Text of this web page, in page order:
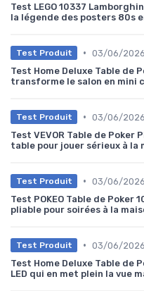
Test LEGO 10337
la légende des posters 80s
Test Produit • 03/06/2026
Test Home Deluxe Table de
transforme le salon en mini
Test Produit • 03/06/2026
Test VEVOR Table de Poker
table pour jouer sérieux à la
Test Produit • 03/06/2026
Test POKEO Table de Poker
pliable pour soirées à la
Test Produit • 03/06/2026
Test Home Deluxe Table de
LED qui en met plein la vue